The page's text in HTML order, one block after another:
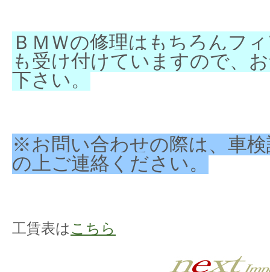
ＢＭＷの修理はもちろんフ
も受け付けていますので、
下さい。
※お問い合わせの際は、車
の上ご連絡ください。
工賃表は こちら